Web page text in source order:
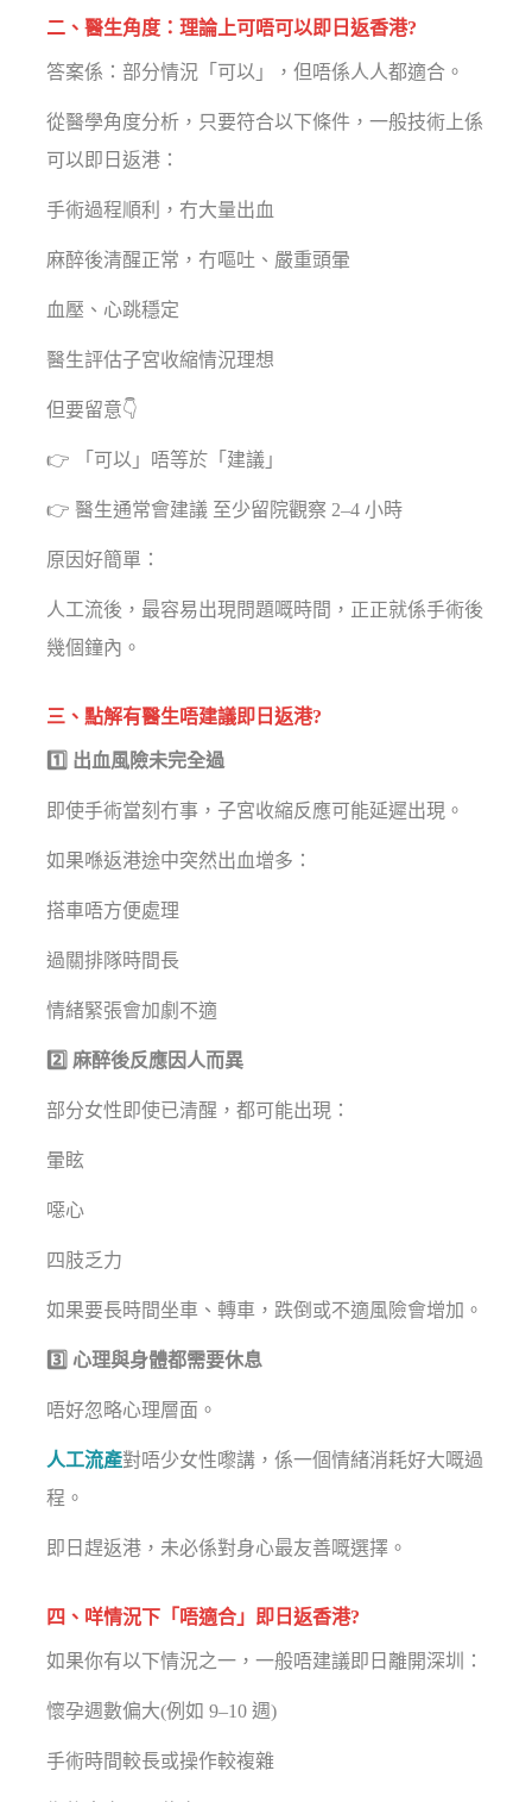
二、醫生角度：理論上可唔可以即日返香港?
答案係：部分情況「可以」，但唔係人人都適合。
從醫學角度分析，只要符合以下條件，一般技術上係
可以即日返港：
手術過程順利，冇大量出血
麻醉後清醒正常，冇嘔吐、嚴重頭暈
血壓、心跳穩定
醫生評估子宮收縮情況理想
但要留意👇
👉 「可以」唔等於「建議」
👉 醫生通常會建議 至少留院觀察 2–4 小時
原因好簡單：
人工流後，最容易出現問題嘅時間，正正就係手術後
幾個鐘內。
三、點解有醫生唔建議即日返港?
1️⃣ 出血風險未完全過
即使手術當刻冇事，子宮收縮反應可能延遲出現。
如果喺返港途中突然出血增多：
搭車唔方便處理
過關排隊時間長
情緒緊張會加劇不適
2️⃣ 麻醉後反應因人而異
部分女性即使已清醒，都可能出現：
暈眩
噁心
四肢乏力
如果要長時間坐車、轉車，跌倒或不適風險會增加。
3️⃣ 心理與身體都需要休息
唔好忽略心理層面。
人工流產對唔少女性嚟講，係一個情緒消耗好大嘅過
程。
即日趕返港，未必係對身心最友善嘅選擇。
四、咩情況下「唔適合」即日返香港?
如果你有以下情況之一，一般唔建議即日離開深圳：
懷孕週數偏大(例如 9–10 週)
手術時間較長或操作較複雜